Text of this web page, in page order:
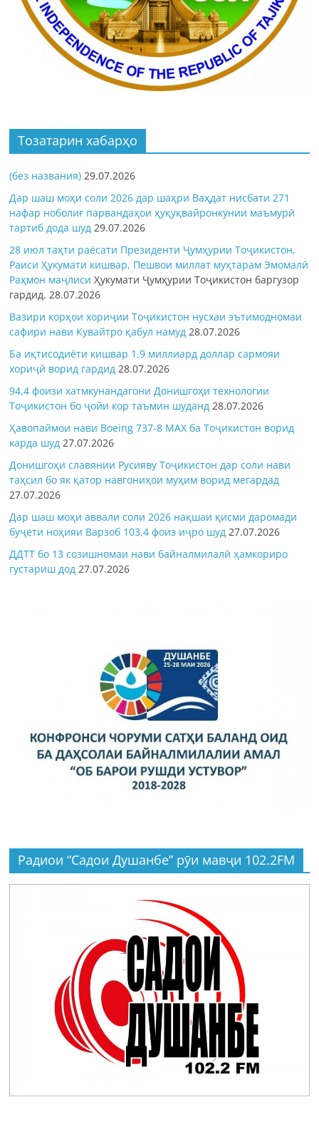
Тозатарин хабарҳо
(без названия) 29.07.2026
Дар шаш моҳи соли 2026 дар шаҳри Ваҳдат нисбати 271
нафар ноболиғ парвандаҳои ҳуқуқвайронкунии маъмурӣ
тартиб дода шуд 29.07.2026
28 июл таҳти раёсати Президенти Ҷумҳурии Тоҷикистон,
Раиси Ҳукумати кишвар, Пешвои миллат муҳтарам Эмомалӣ
Раҳмон маҷлисиҲукумати Ҷумҳурии Тоҷикистон баргузор
гардид.28.07.2026
Вазири корҳои хориҷии Тоҷикистон нусхаи эътимодномаи
сафири нави Кувайтро қабул намуд 28.07.2026
Ба иқтисодиёти кишвар 1,9 миллиард доллар сармояи
хориҷӣ ворид гардид 28.07.2026
94,4 фоизи хатмкунандагони Донишгоҳи технологии
Тоҷикистон бо ҷойи кор таъмин шуданд 28.07.2026
Ҳавопаймои нави Boeing 737-8 MAX ба Тоҷикистон ворид
карда шуд 27.07.2026
Донишгоҳи славянии Русияву Тоҷикистон дар соли нави
таҳсил бо як қатор навгониҳои муҳим ворид мегардад
27.07.2026
Дар шаш моҳи аввали соли 2026 нақшаи қисми даромади
буҷети ноҳияи Варзоб 103,4 фоиз иҷро шуд 27.07.2026
ДДТТ бо 13 созишномаи нави байналмилалӣ ҳамкориро
густариш дод 27.07.2026
Радиои “Садои Душанбе” рӯи мавҷи 102.2FM